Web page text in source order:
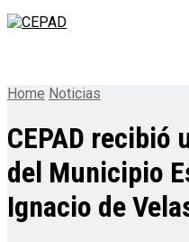
Home Noticias
CEPAD recibió
del Municipio
Ignacio de